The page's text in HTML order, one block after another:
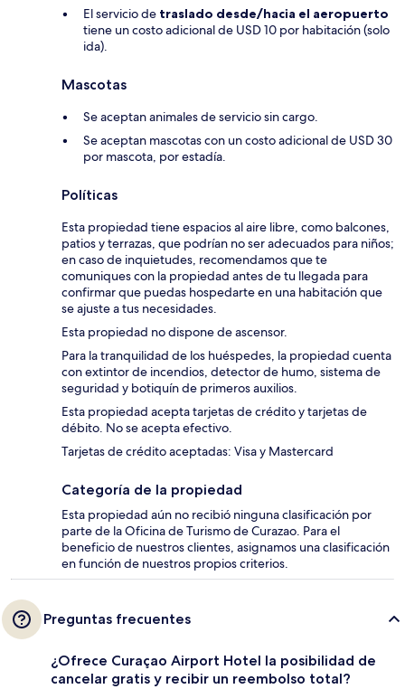
El servicio de traslado desde/hacia el aeropuerto
tiene un costo adicional de USD 10 por habitación (solo
ida).
Mascotas
Se aceptan animales de servicio sin cargo.
Se aceptan mascotas con un costo adicional de USD 30
por mascota, por estadía.
Políticas
Esta propiedad tiene espacios al aire libre, como balcones,
patios y terrazas, que podrían no ser adecuados para niños;
en caso de inquietudes, recomendamos que te
comuniques con la propiedad antes de tu llegada para
confirmar que puedas hospedarte en una habitación que
se ajuste a tus necesidades.
Esta propiedad no dispone de ascensor.
Para la tranquilidad de los huéspedes, la propiedad cuenta
con extintor de incendios, detector de humo, sistema de
seguridad y botiquín de primeros auxilios.
Esta propiedad acepta tarjetas de crédito y tarjetas de
débito. No se acepta efectivo.
Tarjetas de crédito aceptadas: Visa y Mastercard
Categoría de la propiedad
Esta propiedad aún no recibió ninguna clasificación por
parte de la Oficina de Turismo de Curazao. Para el
beneficio de nuestros clientes, asignamos una clasificación
en función de nuestros propios criterios.
Preguntas frecuentes
¿Ofrece Curaçao Airport Hotel la posibilidad de
cancelar gratis y recibir un reembolso total?